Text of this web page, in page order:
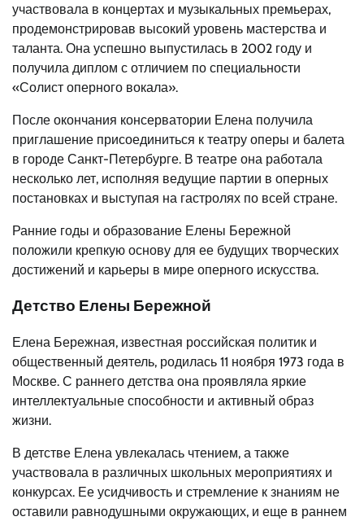
участвовала в концертах и музыкальных премьерах,
продемонстрировав высокий уровень мастерства и
таланта. Она успешно выпустилась в 2002 году и
получила диплом с отличием по специальности
«Солист оперного вокала».
После окончания консерватории Елена получила
приглашение присоединиться к театру оперы и балета
в городе Санкт-Петербурге. В театре она работала
несколько лет, исполняя ведущие партии в оперных
постановках и выступая на гастролях по всей стране.
Ранние годы и образование Елены Бережной
положили крепкую основу для ее будущих творческих
достижений и карьеры в мире оперного искусства.
Детство Елены Бережной
Елена Бережная, известная российская политик и
общественный деятель, родилась 11 ноября 1973 года в
Москве. С раннего детства она проявляла яркие
интеллектуальные способности и активный образ
жизни.
В детстве Елена увлекалась чтением, а также
участвовала в различных школьных мероприятиях и
конкурсах. Ее усидчивость и стремление к знаниям не
оставили равнодушными окружающих, и еще в раннем